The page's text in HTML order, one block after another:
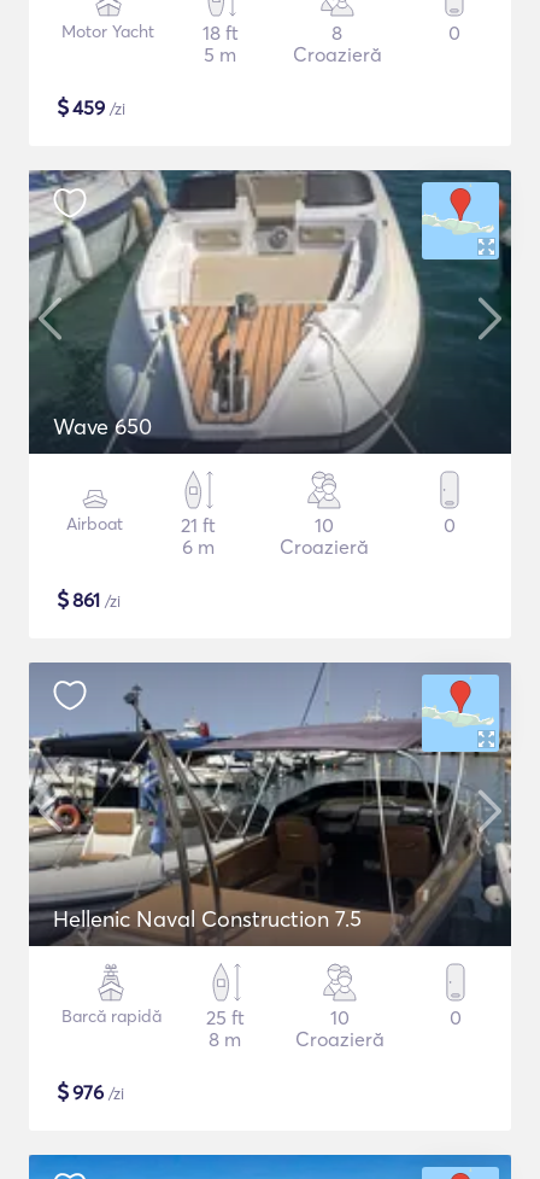
Motor Yacht
18 ft
5 m
8
Croazieră
0
$459 /zi
Wave 650
Airboat
21 ft
6 m
10
Croazieră
0
$861 /zi
Hellenic Naval Construction 7.5
Barcă rapidă
25 ft
8 m
10
Croazieră
0
$976 /zi